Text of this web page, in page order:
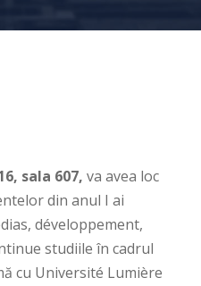
sala 607, va avea loc
din anul I ai
développement,
studiile în cadrul
cu Université Lumière